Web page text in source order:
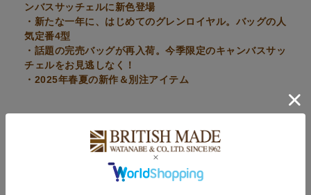
ンバスサッチェルに新色登場
・新たな一年に、はじめてのグレンロイヤル。バッグの人
気定番4型
・話題の完売バッグが再入荷。今季限定のキャンバスサッ
チェルをお見逃しなく！
・2025年春夏の新作＆別注アイテム